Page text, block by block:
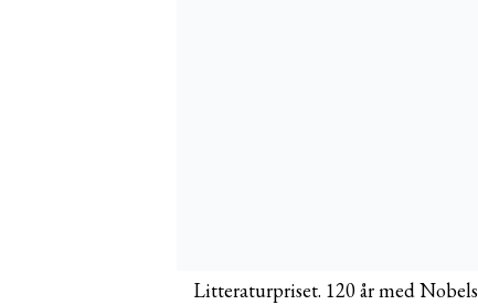
Litteraturpriset. 120 år med Nobels